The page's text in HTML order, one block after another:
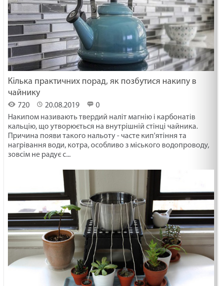
Кілька практичних порад, як позбутися накипу в
чайнику
720 20.08.2019
0
Накипом називають твердий наліт магнію і карбонатів
кальцію, що утворюється на внутрішній стінці чайника.
Причина появи такого нальоту - часте кип'ятіння та
нагрівання води, котра, особливо з міського водопроводу,
зовсім не радує с...